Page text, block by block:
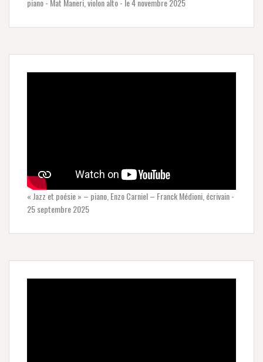
piano - Mat Maneri, violon alto - le 4 novembre 2025
« Jazz et poésie » – piano, Enzo Carniel – Franck Médioni, écrivain -
25 septembre 2025